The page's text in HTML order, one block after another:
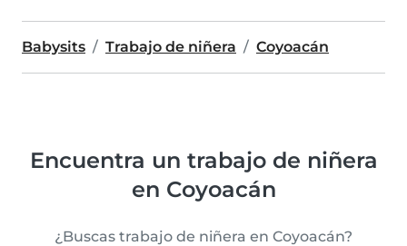
Babysits Trabajo de niñera Coyoacán
Encuentra un trabajo de niñera
en Coyoacán
¿Buscas trabajo de niñera en Coyoacán?